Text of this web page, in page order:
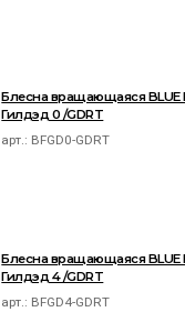
Блесна вращающаяся BLUE
Гилдэд 0 /GDRT
арт.: BFGD0-GDRT
Блесна вращающаяся BLUE
Гилдэд 4 /GDRT
арт.: BFGD4-GDRT